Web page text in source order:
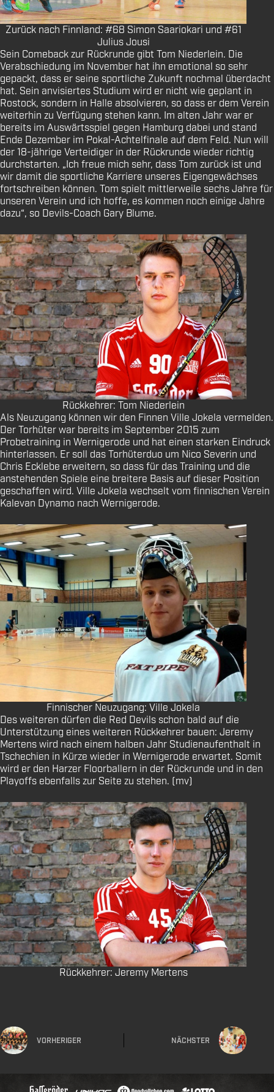
Zurück nach Finnland: #68 Simon Saariokari und #61
Julius Jousi
Sein Comeback zur Rückrunde gibt Tom Niederlein. Die
Verabschiedung im November hat ihn emotional so sehr
gepackt, dass er seine sportliche Zukunft nochmal überdacht
hat. Sein anvisiertes Studium wird er nicht wie geplant in
Rostock, sondern in Halle absolvieren, so dass er dem Verein
weiterhin zu Verfügung stehen kann. Im alten Jahr war er
bereits im Auswärtsspiel gegen Hamburg dabei und stand
Ende Dezember im Pokal-Achtelfinale auf dem Feld. Nun will
der 18-jährige Verteidiger in der Rückrunde wieder richtig
durchstarten. „Ich freue mich sehr, dass Tom zurück ist und
wir damit die sportliche Karriere unseres Eigengewächses
fortschreiben können. Tom spielt mittlerweile sechs Jahre für
unseren Verein und ich hoffe, es kommen noch einige Jahre
dazu“, so Devils-Coach Gary Blume.
Rückkehrer: Tom Niederlein
Als Neuzugang können wir den Finnen Ville Jokela vermelden.
Der Torhüter war bereits im September 2015 zum
Probetraining in Wernigerode und hat einen starken Eindruck
hinterlassen. Er soll das Torhüterduo um Nico Severin und
Chris Ecklebe erweitern, so dass für das Training und die
anstehenden Spiele eine breitere Basis auf dieser Position
geschaffen wird. Ville Jokela wechselt vom finnischen Verein
Kalevan Dynamo nach Wernigerode.
Finnischer Neuzugang: Ville Jokela
Des weiteren dürfen die Red Devils schon bald auf die
Unterstützung eines weiteren Rückkehrer bauen: Jeremy
Mertens wird nach einem halben Jahr Studienaufenthalt in
Tschechien in Kürze wieder in Wernigerode erwartet. Somit
wird er den Harzer Floorballern in der Rückrunde und in den
Playoffs ebenfalls zur Seite zu stehen. (mv)
Rückkehrer: Jeremy Mertens
VORHERIGER NÄCHSTER